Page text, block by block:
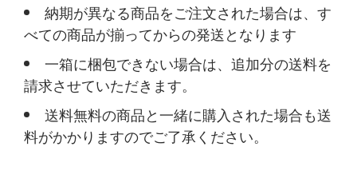
納期が異なる商品をご注文された場合は、す
べての商品が揃ってからの発送となります
一箱に梱包できない場合は、追加分の送料を
請求させていただきます。
送料無料の商品と一緒に購入された場合も送
料がかかりますのでご了承ください。